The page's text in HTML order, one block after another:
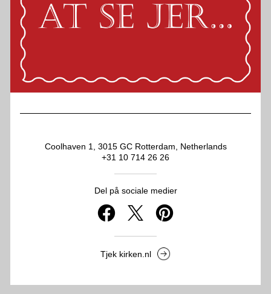
Coolhaven 1, 3015 GC Rotterdam, Netherlands
+31 10 714 26 26
Del på sociale medier
Tjek kirken.nl